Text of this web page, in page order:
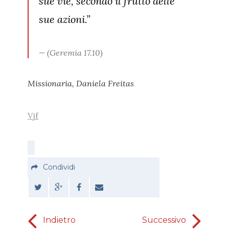
sue azioni.”
(Geremia 17.10)
Missionaria, Daniela Freitas
Vjf
Condividi
Indietro Successivo